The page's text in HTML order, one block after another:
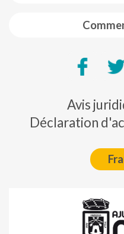
Avis
Déclaration